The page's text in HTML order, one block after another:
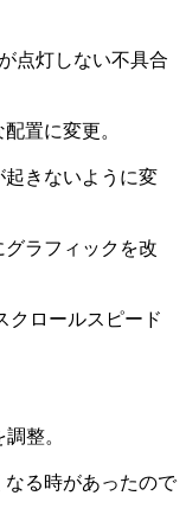
点灯しない不具合
置に変更。
起きないように変
グラフィックを改
クロールスピード
整。
なる時があったので